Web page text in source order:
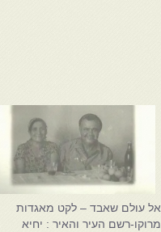
אל עולם שאבד – לקט מאגדות
מרוקו-רשם העיר והאיר : יחיא